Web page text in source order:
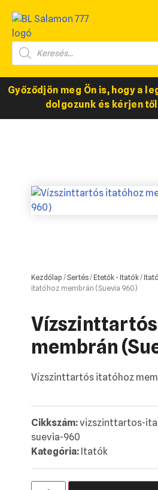
Győződjön meg Ön is, hogy a
dolgozunk és kérjen
Kezdőlap /Sertés/Etetők - Itatók/
itatóhoz membrán (Suevia 960)
membrán
Vízszinttartós itatóhoz
Cikkszám:vizszinttartos-
suevia-960
Kategória: Itatók